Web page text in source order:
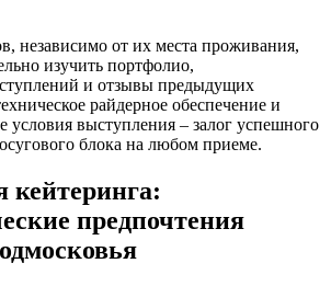
независимо от их места проживания,
изучить портфолио,
и отзывы предыдущих
райдерное обеспечение и
условия выступления – залог успешного
блока на любом приеме.
кейтеринга:
предпочтения